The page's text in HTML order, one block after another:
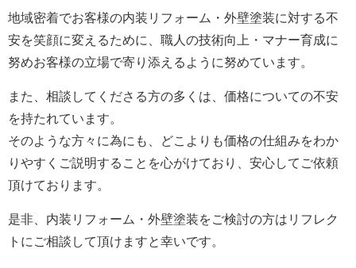
地域密着でお客様の内装リフォーム・外壁塗装に対する不
安を笑顔に変えるために、職人の技術向上・マナー育成に
努めお客様の立場で寄り添えるように努めています。
また、相談してくださる方の多くは、価格についての不安
を持たれています。
そのような方々に為にも、どこよりも価格の仕組みをわか
りやすくご説明することを心がけており、安心してご依頼
頂けております。
是非、内装リフォーム・外壁塗装をご検討の方は リフレク
ト にご相談して頂けますと幸いです。